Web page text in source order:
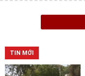
TIN MỚI